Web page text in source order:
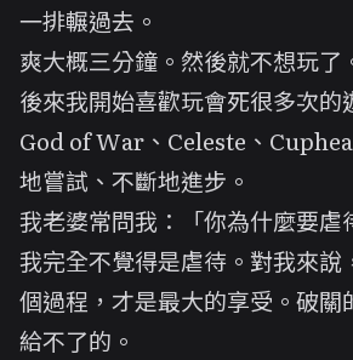
一排輾過去。
爽大概三分鐘。然後就不想玩了
後來我開始喜歡玩會死很多次
God of War、Celeste、
地嘗試、不斷地進步。
我老婆常問我：「你為什麼要虐
我完全不覺得是虐待。對我來
個過程，才是最大的享受。破
給不了的。